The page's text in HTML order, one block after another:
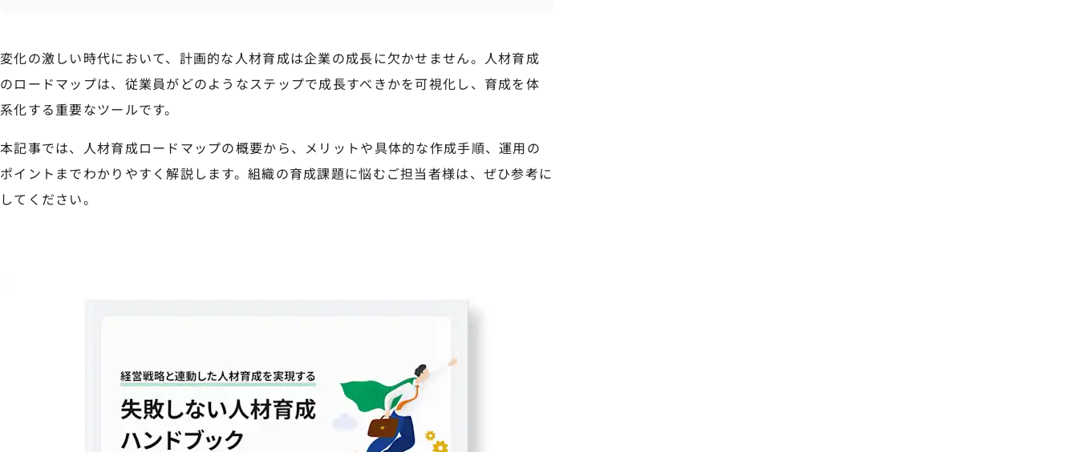
変化の激しい時代において、計画的な人材育成は企業の成長に欠かせません。人材育成
のロードマップは、従業員がどのようなステップで成長すべきかを可視化し、育成を体
系化する重要なツールです。
本記事では、人材育成ロードマップの概要から、メリットや具体的な作成手順、運用の
ポイントまでわかりやすく解説します。組織の育成課題に悩むご担当者様は、ぜひ参考に
してください。